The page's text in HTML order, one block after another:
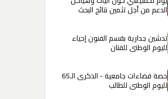
الدعم من أجل تثمين نتائج البحث
تدشين جدارية بقسم الفنون إحياء
لليوم الوطني للفنان
حصة فضاءات جامعية - الذكرى الـ65
لليوم الوطني للطالب